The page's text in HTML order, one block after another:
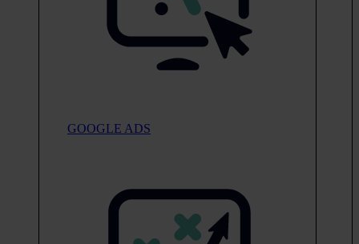
GOOGLE ADS